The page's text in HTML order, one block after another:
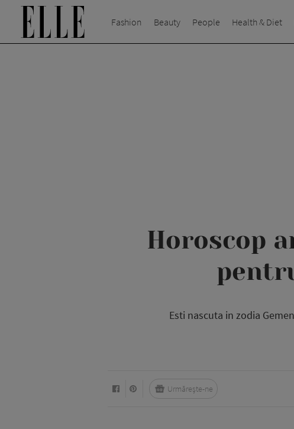
Fashion Beauty People Health & Diet
Horoscop
Esti nascuta in zodia
Urmărește-ne